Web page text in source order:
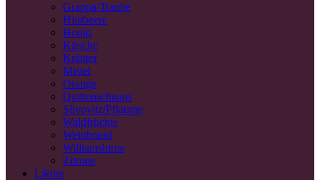
Grappa/Traube
Himbeere
Honig
Kirsche
Kräuter
Mistel
Orange
Quittenschnaps
Slivovitz/Pflaume
Waldfrüchte
Weinbrand
Williamsbirne
Zitrone
Liköre